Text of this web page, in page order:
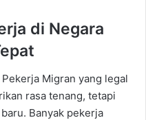
di Negara
Migran yang legal
rasa tenang, tetapi
Banyak pekerja